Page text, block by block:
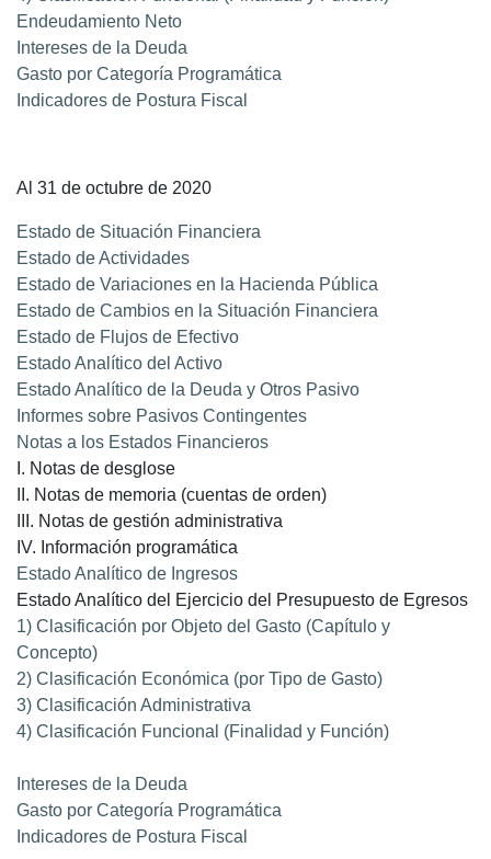
Endeudamiento Neto
Intereses de la Deuda
Gasto por Categoría Programática
Indicadores de Postura Fiscal
Al 31 de octubre de 2020
Estado de Situación Financiera
Estado de Actividades
Estado de Variaciones en la Hacienda Pública
Estado de Cambios en la Situación Financiera
Estado de Flujos de Efectivo
Estado Analítico del Activo
Estado Analítico de la Deuda y Otros Pasivo
Informes sobre Pasivos Contingentes
Notas a los Estados Financieros
I. Notas de desglose
II. Notas de memoria (cuentas de orden)
III. Notas de gestión administrativa
IV. Información programática
Estado Analítico de Ingresos
Estado Analítico del Ejercicio del Presupuesto de Egresos
1) Clasificación por Objeto del Gasto (Capítulo y
Concepto)
2) Clasificación Económica (por Tipo de Gasto)
3) Clasificación Administrativa
4) Clasificación Funcional (Finalidad y Función)
Intereses de la Deuda
Gasto por Categoría Programática
Indicadores de Postura Fiscal